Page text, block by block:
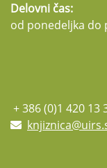
Delovni čas:
od ponedeljka do
+ 386 (0)1 420 13